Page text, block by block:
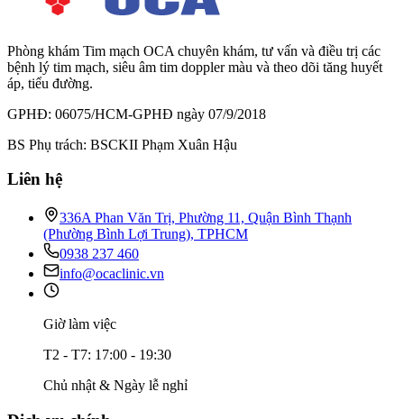
Phòng khám Tim mạch OCA chuyên khám, tư vấn và điều trị các
bệnh lý tim mạch, siêu âm tim doppler màu và theo dõi tăng huyết
áp, tiểu đường.
GPHĐ: 06075/HCM-GPHĐ ngày 07/9/2018
BS Phụ trách: BSCKII Phạm Xuân Hậu
Liên hệ
336A Phan Văn Trị, Phường 11, Quận Bình Thạnh
(Phường Bình Lợi Trung), TPHCM
0938 237 460
info@ocaclinic.vn
Giờ làm việc
T2 - T7: 17:00 - 19:30
Chủ nhật & Ngày lễ nghỉ